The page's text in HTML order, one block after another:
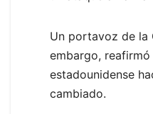
Un portavoz de la
embargo,
estadounidense
cambiado.